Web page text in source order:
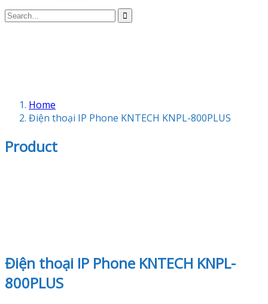
Home
Điện thoại IP Phone KNTECH KNPL-800PLUS
Product
Điện thoại IP Phone KNTECH KNPL-
800PLUS